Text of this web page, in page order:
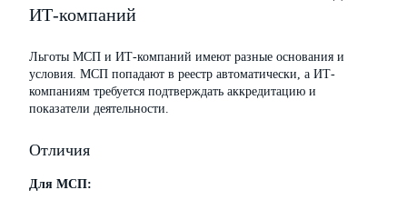
ИТ-компаний
Льготы МСП и ИТ-компаний имеют разные основания и
условия. МСП попадают в реестр автоматически, а ИТ-
компаниям требуется подтверждать аккредитацию и
показатели деятельности.
Отличия
Для МСП: